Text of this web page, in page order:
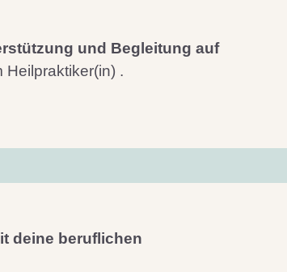
und Begleitung auf
Heilpraktiker(in) .
deine beruflichen